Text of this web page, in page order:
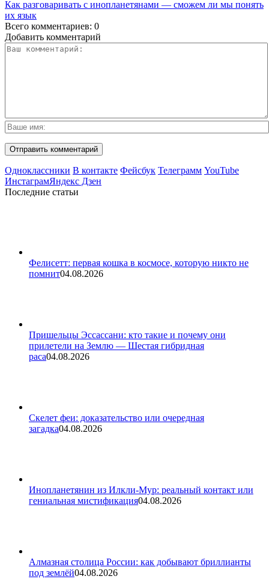
Как разговаривать с инопланетянами — сможем ли мы понять
их язык
Всего комментариев: 0
Добавить комментарий
Одноклассники В контакте Фейсбук Телеграмм YouTube
ИнстаграмЯндекс Дзен
Последние статьи
Фелисетт: первая кошка в космосе, которую никто не
помнит04.08.2026
Пришельцы Эссассани: кто такие и почему они
прилетели на Землю — Шестая гибридная
раса04.08.2026
Скелет феи: доказательство или очередная
загадка04.08.2026
Инопланетянин из Илкли-Мур: реальный контакт или
гениальная мистификация04.08.2026
Алмазная столица России: как добывают бриллианты
под землёй04.08.2026